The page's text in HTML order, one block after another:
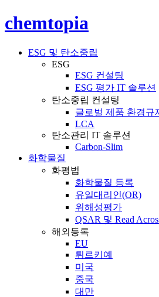
chemtopia
ESG 및 탄소중립
ESG
ESG 컨설팅
ESG 평가 IT 솔루션
탄소중립 컨설팅
글로벌 제품 환경규
LCA
탄소관리 IT 솔루션
Carbon-Slim
화학물질
화평법
화학물질 등록
유일대리인(OR)
위해성평가
QSAR 및 Read
해외등록
EU
튀르키예
미국
중국
대만